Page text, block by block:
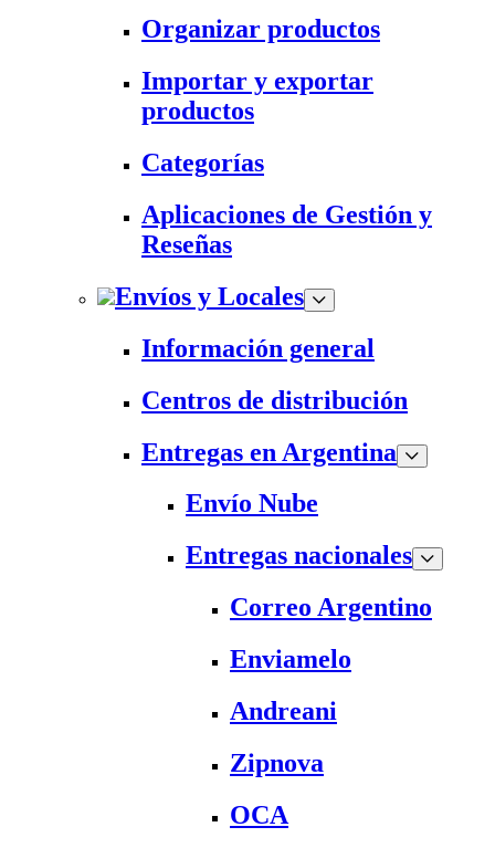
Organizar productos
Importar y exportar
productos
Categorías
Aplicaciones de Gestión y
Reseñas
Envíos y Locales
Información general
Centros de distribución
Entregas en Argentina
Envío Nube
Entregas nacionales
Correo Argentino
Enviamelo
Andreani
Zipnova
OCA